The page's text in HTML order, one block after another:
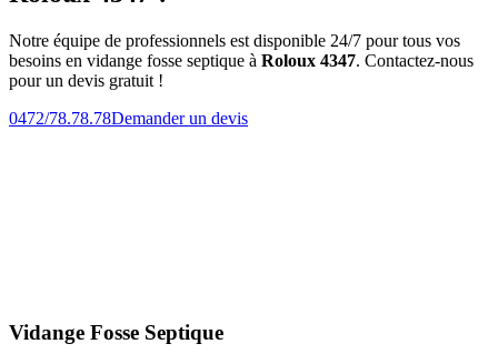
Notre équipe de professionnels est disponible 24/7 pour tous vos
besoins en vidange fosse septique à Roloux 4347. Contactez-nous
pour un devis gratuit !
0472/78.78.78Demander un devis
Vidange Fosse Septique